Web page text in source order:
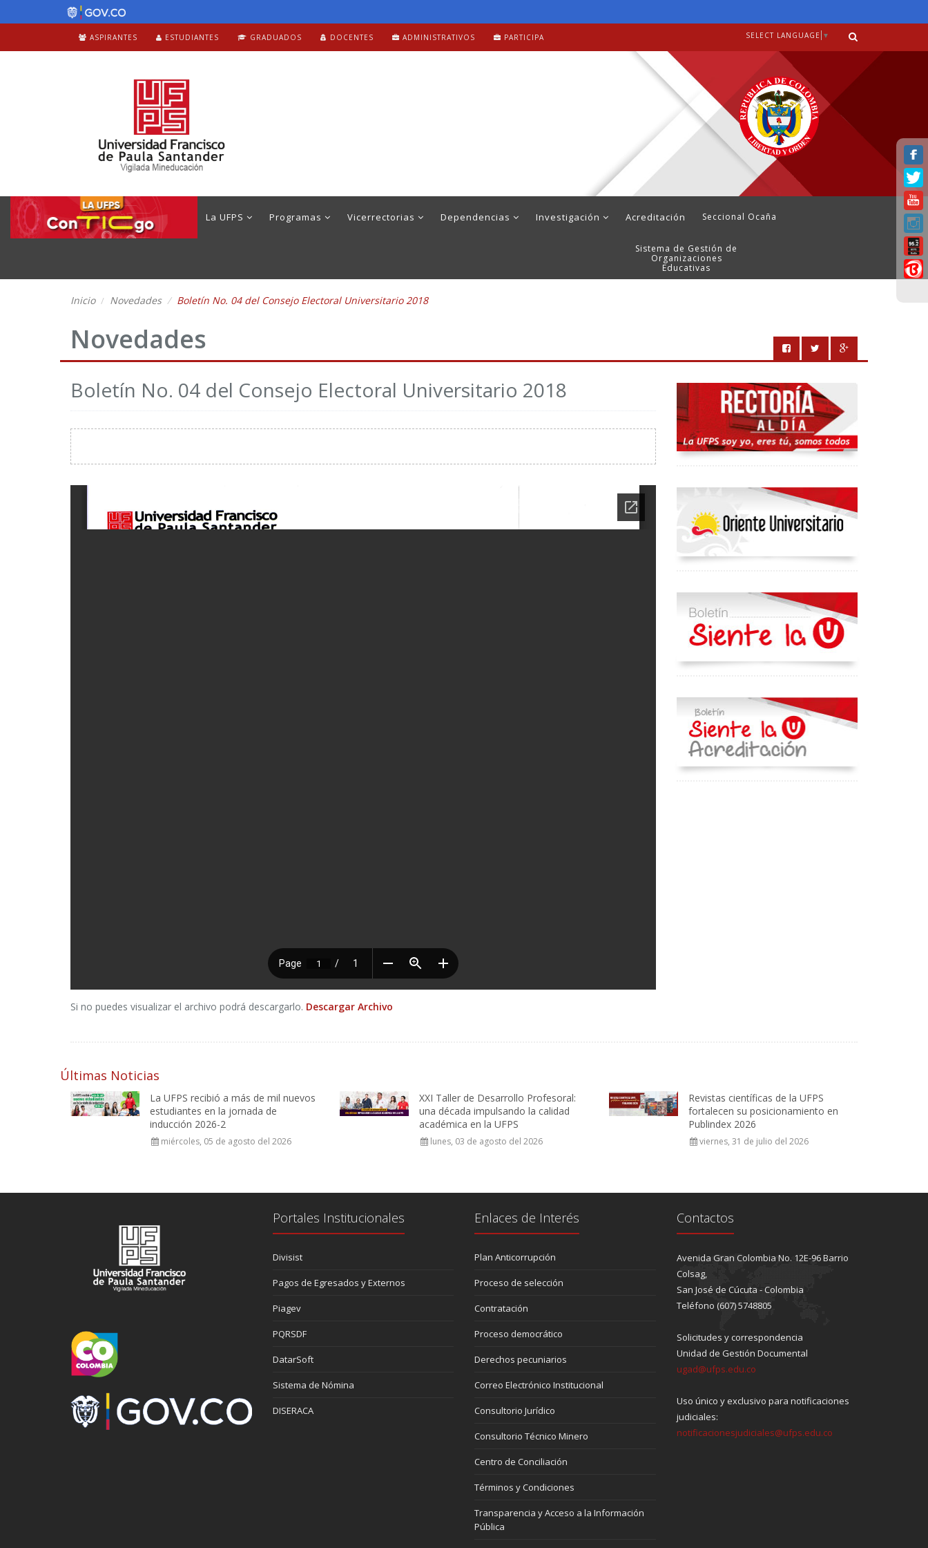
ASPIRANTES ESTUDIANTES GRADUADOS DOCENTES ADMINISTRATIVOS PARTICIPA SELECT LANGUAGE ▼
La UFPS Programas Vicerrectorias Dependencias Investigación Acreditación Seccional Ocaña
Sistema de Gestión de
Organizaciones
Educativas
Inicio Novedades Boletín No. 04 del Consejo Electoral Universitario 2018
Novedades
Boletín No. 04 del Consejo Electoral Universitario 2018
Si no puedes visualizar el archivo podrá descargarlo. Descargar Archivo
Últimas Noticias
La UFPS recibió a más de mil nuevos
estudiantes en la jornada de
inducción 2026-2
miércoles, 05 de agosto del 2026
XXI Taller de Desarrollo Profesoral:
una década impulsando la calidad
académica en la UFPS
lunes, 03 de agosto del 2026
Revistas científicas de la UFPS
fortalecen su posicionamiento en
Publindex 2026
viernes, 31 de julio del 2026
Portales Institucionales
Divisist
Pagos de Egresados y Externos
Piagev
PQRSDF
DatarSoft
Sistema de Nómina
DISERACA
Enlaces de Interés
Plan Anticorrupción
Proceso de selección
Contratación
Proceso democrático
Derechos pecuniarios
Correo Electrónico Institucional
Consultorio Jurídico
Consultorio Técnico Minero
Centro de Conciliación
Términos y Condiciones
Transparencia y Acceso a la Información
Pública
Contactos
Avenida Gran Colombia No. 12E-96 Barrio
Colsag,
San José de Cúcuta - Colombia
Teléfono (607) 5748805
Solicitudes y correspondencia
Unidad de Gestión Documental
ugad@ufps.edu.co
Uso único y exclusivo para notificaciones
judiciales:
notificacionesjudiciales@ufps.edu.co